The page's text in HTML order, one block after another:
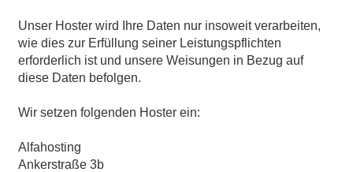
Unser Hoster wird Ihre Daten nur insoweit verarbeiten,
wie dies zur Erfüllung seiner Leistungspflichten
erforderlich ist und unsere Weisungen in Bezug auf
diese Daten befolgen.
Wir setzen folgenden Hoster ein:
Alfahosting
Ankerstraße 3b